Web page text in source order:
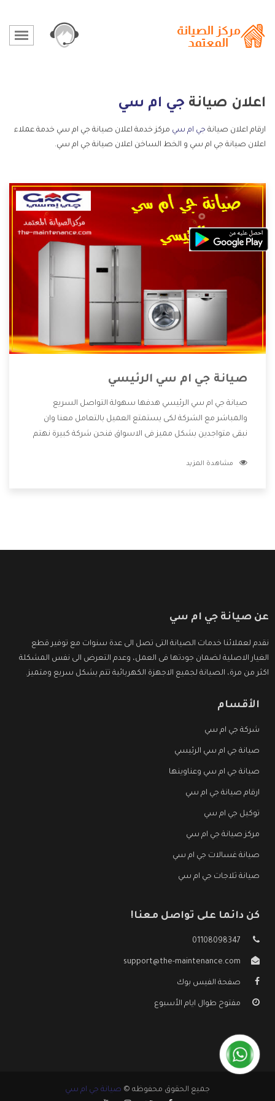
اعلان صيانة جي ام سي
ارقام اعلان صيانة جي ام سي مركز خدمة اعلان صيانة جي ام سي خدمة عملاء
اعلان صيانة جي ام سي و الخط الساخن اعلان صيانة جي ام سي.
صيانة جي ام سي الرئيسي
صيانة جي ام سي الرئيسي هدفها سهولة التواصل السريع
والمباشر مع الشركة لكى يستمتع العميل بالتعامل معنا وان
نبقى متواجدين بشكل مميز فى الاسواق فنحن شركة كبيرة نهتم
الشركة بها والتى تكون منها خدمة الصيانة التى تكون من أهم
مشاهدة المزيد
عن صيانة جي ام سي
نقدم لعملائنا خدمات الصيانة التى تصل الى عدة سنوات مع توفير قطع
الغيار الاصلية لضمان جودتها فى العمل، وعدم التعرض الى نفس المشكلة
اكثر من مرة، الصيانة لجميع الاجهزة الكهربائية تتم بشكل سريع ومتميز.
الأقسام
شركة جي ام سي
صيانة جي ام سي الرئيسي
صيانة جي ام سي وعناوينها
ارقام صيانة جي ام سي
توكيل جي ام سي
مركز صيانة جي ام سي
صيانة غسالات جي ام سي
صيانة ثلاجات جي ام سي
كن دائما على تواصل معنا!
01108098347
support@the-maintenance.com
صفحة الفيس بوك
مفتوح طوال ايام الأسبوع
جميع الحقوق محفوظه © صيانة جي ام سي